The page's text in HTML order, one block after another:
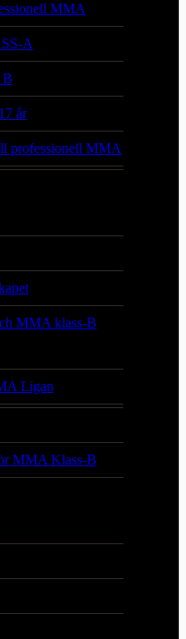
MMA
A
B
år
professionell MMA
MMA klass-B
Ligan
MMA Klass-B